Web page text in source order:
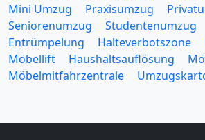
Mini Umzug
Praxisumzug
Seniorenumzug
Studentenumzug
Entrümpelung
Halteverbotszone
Möbellift
Haushaltsauflösung
Möbelmitfahrzentrale